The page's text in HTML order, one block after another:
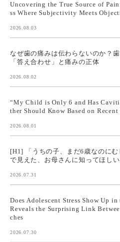
Uncovering the True Source of
ss Where Subjectivity Meets
2026.08.03
なぜ歯の痛みは伝わらないのか？
「答え合わせ」と痛みの正体
2026.08.02
“My Child is Only 6 and Has
ther Should Know Based on
2026.08.01
[H1] 「うちの子、まだ6歳なのに
で見えた、お母さんに知ってほし
2026.07.31
Does Adolescent Stress Show Up
Reveals the Surprising Link
ches
2026.07.30